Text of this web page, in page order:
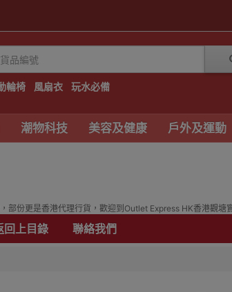
輪椅 風扇衣 玩水必備
潮物科技 美容及健康 戶外及運動
份更是香港代理行貨，歡迎到Outlet Express HK香港觀塘
回上目錄 聯絡我們